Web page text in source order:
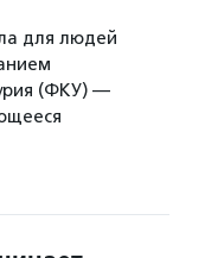
для людей
(ФКУ) —